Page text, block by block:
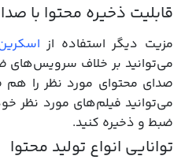
قابلیت ذخیره محتوا با صدا
مزیت دیگر استفاده از
می‌توانید بر خلاف
صدای محتوای مورد نظر را
می‌توانید فیلم‌های مورد نظر
ضبط و ذخیره کنید.
توانایی انواع تولید محتوا